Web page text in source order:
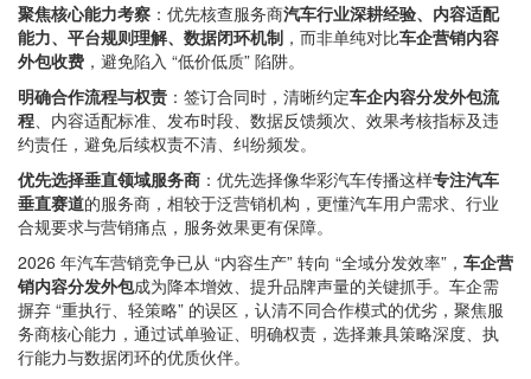
聚焦核心能力考察 ：优先核查服务商汽车行业深耕经验、内容适配
能力、平台规则理解、数据闭环机制 ，而非单纯对比车企营销内容
外包收费 ，避免陷入 “低价低质” 陷阱。
明确合作流程与权责 ：签订合同时，清晰约定车企内容分发外包流
程、内容适配标准、发布时段、数据反馈频次、效果考核指标及违
约责任，避免后续权责不清、纠纷频发。
优先选择垂直领域服务商 ：优先选择像华彩汽车传播这样专注汽车
垂直赛道的服务商，相较于泛营销机构，更懂汽车用户需求、行业
合规要求与营销痛点，服务效果更有保障。
2026 年汽车营销竞争已从 “内容生产” 转向 “全域分发效率”， 车企营
销内容分发外包成为降本增效、提升品牌声量的关键抓手。车企需
摒弃 “重执行、轻策略” 的误区，认清不同合作模式的优劣，聚焦服
务商核心能力，通过试单验证、明确权责，选择兼具策略深度、执
行能力与数据闭环的优质伙伴。